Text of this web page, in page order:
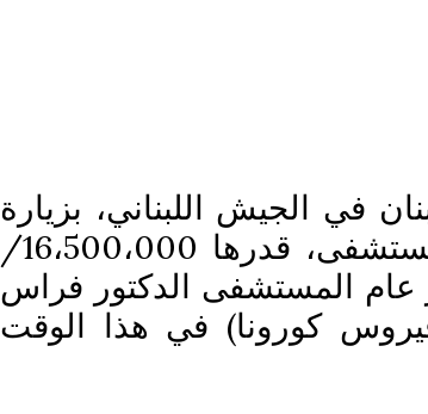
في الجيش اللبناني، بزيارة
مستشفى رفيق الحريري الحكومي، وقدم مساهمة مالية للمستشفى، قدرها 16،500،000/
عام المستشفى الدكتور فراس
كورونا) في هذا الوقت